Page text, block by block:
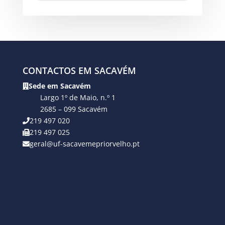
CONTACTOS EM SACAVÉM
Sede em Sacavém
Largo 1º de Maio, n.º 1
2685 – 099 Sacavém
219 497 020
219 497 025
geral@uf-sacavemepriorvelho.pt